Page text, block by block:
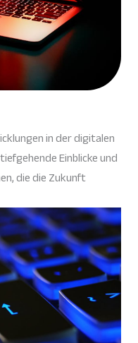
in der digitalen
Einblicke und
die die Zukunft